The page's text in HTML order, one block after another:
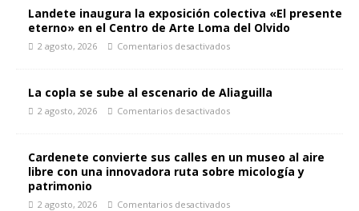
Landete inaugura la exposición colectiva «El presente
eterno» en el Centro de Arte Loma del Olvido
2 agosto, 2026 Comentarios desactivados
La copla se sube al escenario de Aliaguilla
2 agosto, 2026 Comentarios desactivados
Cardenete convierte sus calles en un museo al aire
libre con una innovadora ruta sobre micología y
patrimonio
2 agosto, 2026 Comentarios desactivados